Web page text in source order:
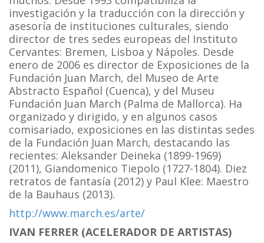
investigación y la traducción con la dirección y
asesoría de instituciones culturales, siendo
director de tres sedes europeas del Instituto
Cervantes: Bremen, Lisboa y Nápoles. Desde
enero de 2006 es director de Exposiciones de la
Fundación Juan March, del Museo de Arte
Abstracto Español (Cuenca), y del Museu
Fundación Juan March (Palma de Mallorca). Ha
organizado y dirigido, y en algunos casos
comisariado, exposiciones en las distintas sedes
de la Fundación Juan March, destacando las
recientes: Aleksander Deineka (1899-1969)
(2011), Giandomenico Tiepolo (1727-1804). Diez
retratos de fantasía (2012) y Paul Klee: Maestro
de la Bauhaus (2013).
http://www.march.es/arte/
IVAN FERRER (ACELERADOR DE ARTISTAS)